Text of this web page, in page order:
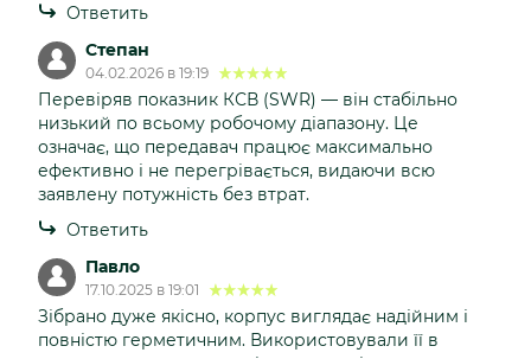
Ответить
Степан
04.02.2026 в 19:19
Перевіряв показник КСВ (SWR) — він стабільно
низький по всьому робочому діапазону. Це
означає, що передавач працює максимально
ефективно і не перегрівається, видаючи всю
заявлену потужність без втрат.
Ответить
Павло
17.10.2025 в 19:01
Зібрано дуже якісно, корпус виглядає надійним і
повністю герметичним. Використовували її в